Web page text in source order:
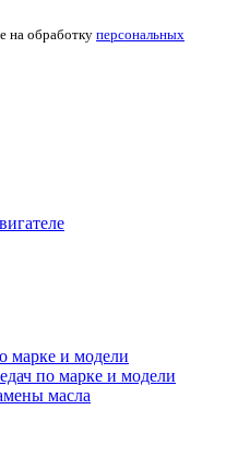
на обработку персональных
марке и модели
по марке и модели
масла